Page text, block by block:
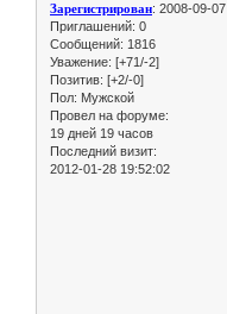
Зарегистрирован: 2008-09-07
Приглашений: 0
Сообщений: 1816
Уважение: [+71/-2]
Позитив: [+2/-0]
Пол: Мужской
Провел на форуме:
19 дней 19 часов
Последний визит:
2012-01-28 19:52:02